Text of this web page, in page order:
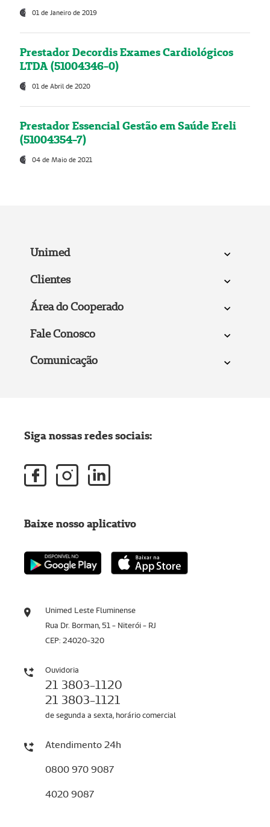
01 de Janeiro de 2019
Prestador Decordis Exames Cardiológicos
LTDA (51004346-0)
01 de Abril de 2020
Prestador Essencial Gestão em Saúde Ereli
(51004354-7)
04 de Maio de 2021
Unimed
Clientes
Área do Cooperado
Fale Conosco
Comunicação
Unimed Leste Fluminense
Rua Dr. Borman, 51 - Niterói - RJ
CEP: 24020-320
Ouvidoria
21 3803-1120
21 3803-1121
de segunda a sexta, horário comercial
Atendimento 24h
0800 970 9087
4020 9087
Siga nossas redes sociais:
Baixe nosso aplicativo